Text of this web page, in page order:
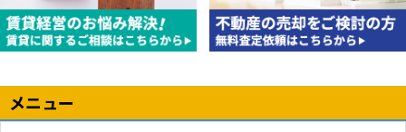
メニュー